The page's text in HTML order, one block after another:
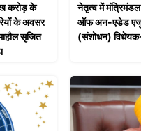
करोड़ के
के अवसर
सृजित
नेतृत्व में
ऑफ अन-एडेड
(संशोधन)